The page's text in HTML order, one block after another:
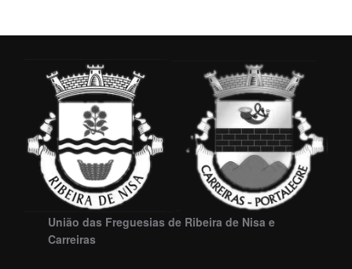
União das Freguesias de Ribeira de Nisa e
Carreiras